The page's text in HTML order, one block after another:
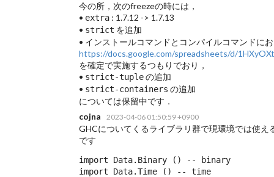
今の所，次のfreezeの時には，
• extra: 1.7.12 -> 1.7.13
• strict を追加
• インストールコマンドとコンパイルコマンドに
https://docs.google.com/spreadsheets/d/
を確定で実施するつもりでおり，
• strict-tupleの追加
• strict-containers の追加
については保留中です．
cojna
2023-04-06 01:50:59 +0900
GHCについてくるライブラリ群で現環境では使
です
import Data.Binary () -- binary
import Data.Time () -- time